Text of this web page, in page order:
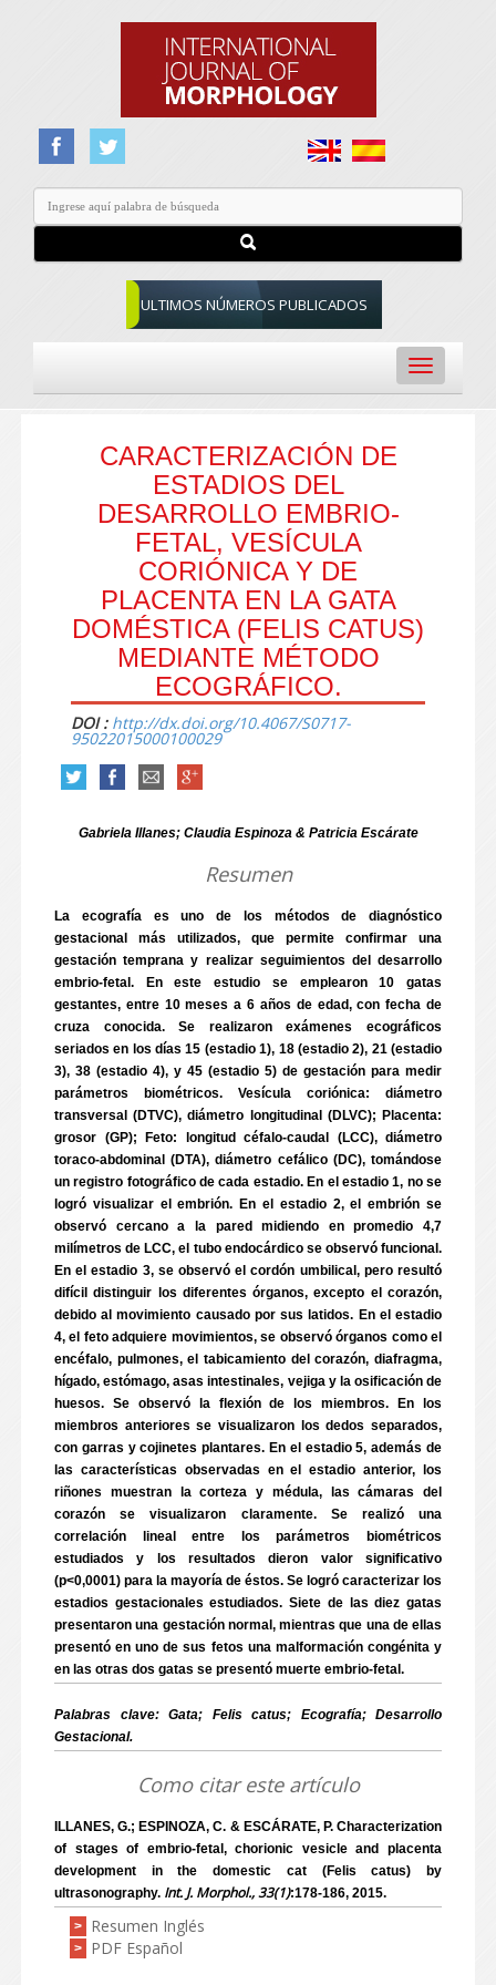
ULTIMOS NÚMEROS PUBLICADOS
Toggle
navigation
CARACTERIZACIÓN DE
ESTADIOS DEL
DESARROLLO EMBRIO-
FETAL, VESÍCULA
CORIÓNICA Y DE
PLACENTA EN LA GATA
DOMÉSTICA (FELIS CATUS)
MEDIANTE MÉTODO
ECOGRÁFICO.
DOI : http://dx.doi.org/10.4067/S0717-
95022015000100029
Gabriela Illanes; Claudia Espinoza & Patricia Escárate
Resumen
La ecografía es uno de los métodos de diagnóstico
gestacional más utilizados, que permite confirmar una
gestación temprana y realizar seguimientos del desarrollo
embrio-fetal. En este estudio se emplearon 10 gatas
gestantes, entre 10 meses a 6 años de edad, con fecha de
cruza conocida. Se realizaron exámenes ecográficos
seriados en los días 15 (estadio 1), 18 (estadio 2), 21 (estadio
3), 38 (estadio 4), y 45 (estadio 5) de gestación para medir
parámetros biométricos. Vesícula coriónica: diámetro
transversal (DTVC), diámetro longitudinal (DLVC); Placenta:
grosor (GP); Feto: longitud céfalo-caudal (LCC), diámetro
toraco-abdominal (DTA), diámetro cefálico (DC), tomándose
un registro fotográfico de cada estadio. En el estadio 1, no se
logró visualizar el embrión. En el estadio 2, el embrión se
observó cercano a la pared midiendo en promedio 4,7
milímetros de LCC, el tubo endocárdico se observó funcional.
En el estadio 3, se observó el cordón umbilical, pero resultó
difícil distinguir los diferentes órganos, excepto el corazón,
debido al movimiento causado por sus latidos. En el estadio
4, el feto adquiere movimientos, se observó órganos como el
encéfalo, pulmones, el tabicamiento del corazón, diafragma,
hígado, estómago, asas intestinales, vejiga y la osificación de
huesos. Se observó la flexión de los miembros. En los
miembros anteriores se visualizaron los dedos separados,
con garras y cojinetes plantares. En el estadio 5, además de
las características observadas en el estadio anterior, los
riñones muestran la corteza y médula, las cámaras del
corazón se visualizaron claramente. Se realizó una
correlación lineal entre los parámetros biométricos
estudiados y los resultados dieron valor significativo
(p<0,0001) para la mayoría de éstos. Se logró caracterizar los
estadios gestacionales estudiados. Siete de las diez gatas
presentaron una gestación normal, mientras que una de ellas
presentó en uno de sus fetos una malformación congénita y
en las otras dos gatas se presentó muerte embrio-fetal.
Palabras clave: Gata; Felis catus; Ecografía; Desarrollo
Gestacional.
Como citar este artículo
ILLANES, G.; ESPINOZA, C. & ESCÁRATE, P. Characterization
of stages of embrio-fetal, chorionic vesicle and placenta
development in the domestic cat (Felis catus) by
ultrasonography. Int. J. Morphol., 33(1):178-186, 2015.
> Resumen Inglés
> PDF Español